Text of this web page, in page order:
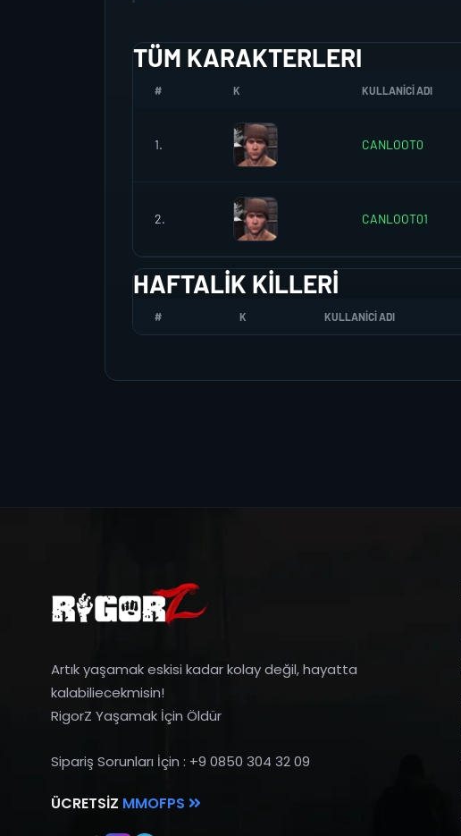
TÜM KARAKTERLERI
# K KULLANICI ADI
1. CANLOOT0
2. CANLOOT01
HAFTALIK KILLERI
# K KULLANICI ADI
Artık yaşamak eskisi kadar kolay değil, hayatta
kalabiliecekmisin!
RigorZ Yaşamak İçin Öldür
Sipariş Sorunları İçin : +9 0850 304 32 09
ÜCRETSIZ MMOFPS